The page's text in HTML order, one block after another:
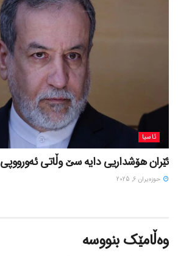
ئاسیا
ئێران هۆشداریی دایە سێ وڵاتی ئەورووپی
حوزه‌یران 6, 2025
وەڵامێک بنووسە